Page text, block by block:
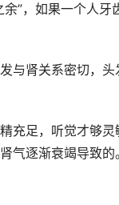
余”，如果一个人
与肾关系密切，
充足，听觉才够
气逐渐衰竭导致